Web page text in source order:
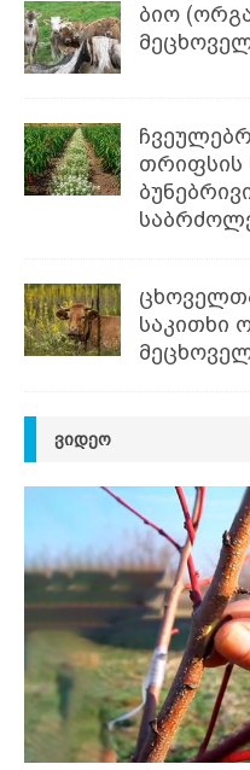
ბიო
თრიფსის
საკითხი
ᲕᲘᲓᲔᲝ